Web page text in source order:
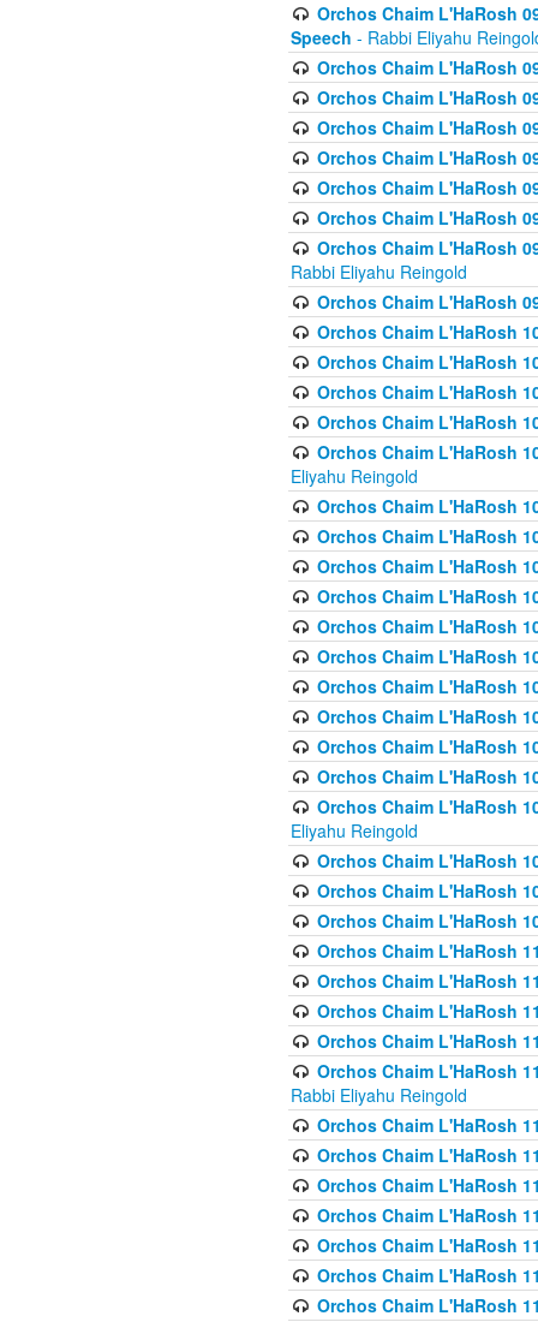
Orchos Chaim L'HaRosh
Speech - Rabbi Eliyahu
Orchos Chaim L'HaRosh
Orchos Chaim L'HaRosh
Orchos Chaim L'HaRosh
Orchos Chaim L'HaRosh
Orchos Chaim L'HaRosh
Orchos Chaim L'HaRosh
Orchos Chaim L'HaRosh
Rabbi Eliyahu Reingold
Orchos Chaim L'HaRosh
Orchos Chaim L'HaRosh
Orchos Chaim L'HaRosh
Orchos Chaim L'HaRosh
Orchos Chaim L'HaRosh
Orchos Chaim L'HaRosh
Eliyahu Reingold
Orchos Chaim L'HaRosh
Orchos Chaim L'HaRosh
Orchos Chaim L'HaRosh
Orchos Chaim L'HaRosh
Orchos Chaim L'HaRosh
Orchos Chaim L'HaRosh
Orchos Chaim L'HaRosh
Orchos Chaim L'HaRosh
Orchos Chaim L'HaRosh
Orchos Chaim L'HaRosh
Orchos Chaim L'HaRosh
Eliyahu Reingold
Orchos Chaim L'HaRosh
Orchos Chaim L'HaRosh
Orchos Chaim L'HaRosh
Orchos Chaim L'HaRosh
Orchos Chaim L'HaRosh
Orchos Chaim L'HaRosh
Orchos Chaim L'HaRosh
Orchos Chaim L'HaRosh
Rabbi Eliyahu Reingold
Orchos Chaim L'HaRosh
Orchos Chaim L'HaRosh
Orchos Chaim L'HaRosh
Orchos Chaim L'HaRosh
Orchos Chaim L'HaRosh
Orchos Chaim L'HaRosh
Orchos Chaim L'HaRosh